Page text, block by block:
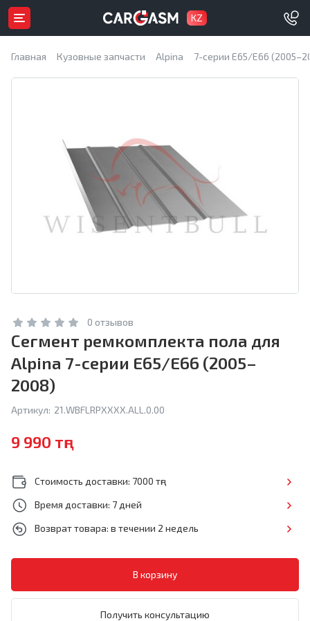
KZ
Главная Кузовные запчасти Alpina 7-серии E65/E66
0 отзывов
Сегмент ремкомплекта пола для
Alpina 7-серии E65/E66 (2005–
2008)
Артикул: 21.WBFLRPXXXX.ALL.0.00
9 990 тңг
Стоимость доставки: 7000 тңг
Время доставки: 7 дней
Возврат товара: в течении 2 недель
Получить консультацию